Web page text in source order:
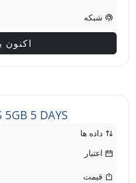
شبکه
اکنون
5GB 5 DAYS
داده ها
اعتبار
قیمت